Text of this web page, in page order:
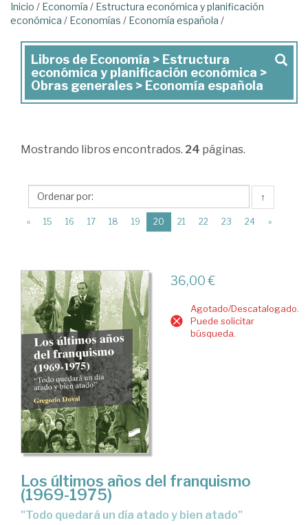
Inicio / Economía / Estructura económica y planificación
económica / Economías / Economía española /
Libros
de
Economía
Estructura
y
planificación
Obras
generales
>
Economía
española
Libros de Economía > Estructura
económica y planificación económica >
Obras generales > Economía española
Mostrando libros encontrados. 24 páginas.
↑
« 15 16 17 18 19 20 (current)
21 22 23 24 »
36,00 €
Agotado/Descatalogado.
Puede solicitar
búsqueda.
Los últimos años del franquismo
(1969-1975)
"Todo quedará un día atado y bien atado"